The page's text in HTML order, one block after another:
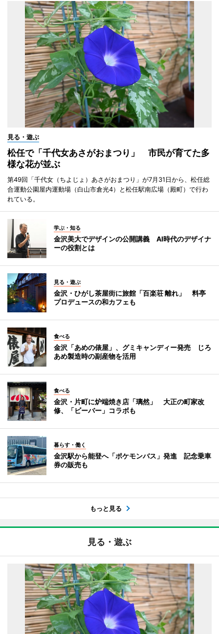
見る・遊ぶ
松任で「千代女あさがおまつり」 市民が育てた多
様な花が並ぶ
第49回「千代女（ちよじょ）あさがおまつり」が7月31日から、松任総
合運動公園屋内運動場（白山市倉光4）と松任駅南広場（殿町）で行わ
れている。
学ぶ・知る
金沢美大でデザインの公開講義 AI時代のデザイナ
ーの役割とは
見る・遊ぶ
金沢・ひがし茶屋街に旅館「百楽荘 離れ」 料亭
プロデュースの和カフェも
食べる
金沢「あめの俵屋」、グミキャンディー発売 じろ
あめ製造時の副産物を活用
食べる
金沢・片町に炉端焼き店「璃然」 大正の町家改
修、「ビーバー」コラボも
暮らす・働く
金沢駅から能登へ「ポケモンバス」発進 記念乗車
券の販売も
もっと見る
見る・遊ぶ